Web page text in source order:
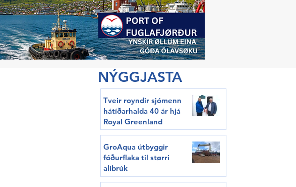
NÝGGJASTA
Tveir royndir sjómenn
hátíðarhalda 40 ár hjá
Royal Greenland
GroAqua útbyggir
fóðurflaka til størri
alibrúk